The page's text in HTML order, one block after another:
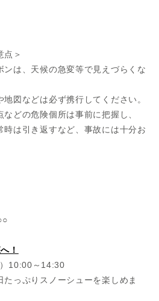
点＞
ンは、天候の急変等で見えづらくな
図などは必ず携行してください。
などの危険個所は事前に把握し、
は引き返すなど、事故には十分お
！
10:00～14:30
たっぷりスノーシューを楽しめま